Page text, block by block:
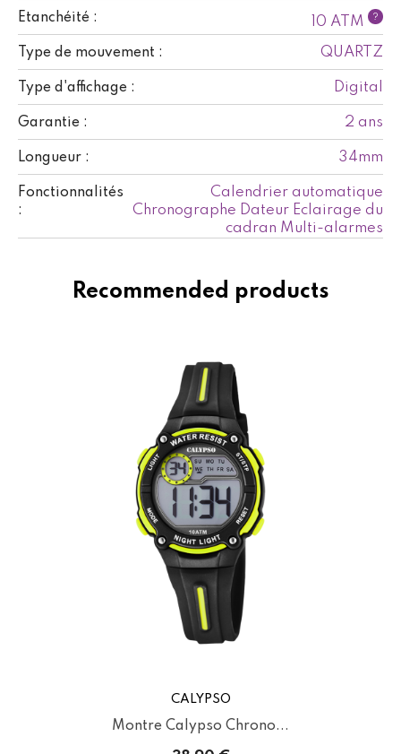
Etanchéité : 10 ATM ?
Type de mouvement : QUARTZ
Type d'affichage : Digital
Garantie : 2 ans
Longueur : 34mm
Fonctionnalités
:
Calendrier automatique
Chronographe Dateur Eclairage du
cadran Multi-alarmes
Recommended products
CALYPSO
Montre Calypso Chrono...